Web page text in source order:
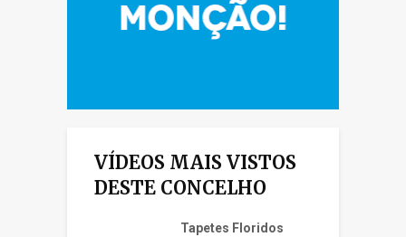
VÍDEOS MAIS VISTOS
DESTE CONCELHO
Tapetes Floridos